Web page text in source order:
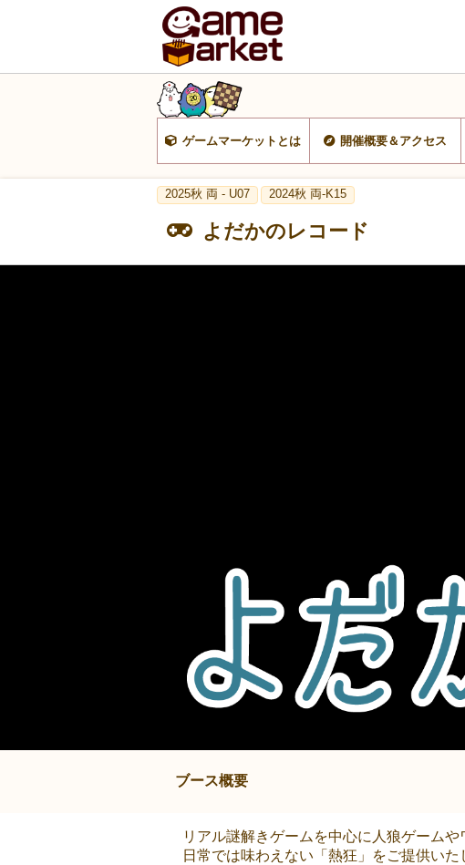
ゲームマーケットとは 開催概要＆アクセス
2025秋 両 - U07 2024秋 両-K15
よだかのレコード
ブース概要
リアル謎解きゲームを中心に人狼ゲーム
日常では味わえない「熱狂」をご提供いた